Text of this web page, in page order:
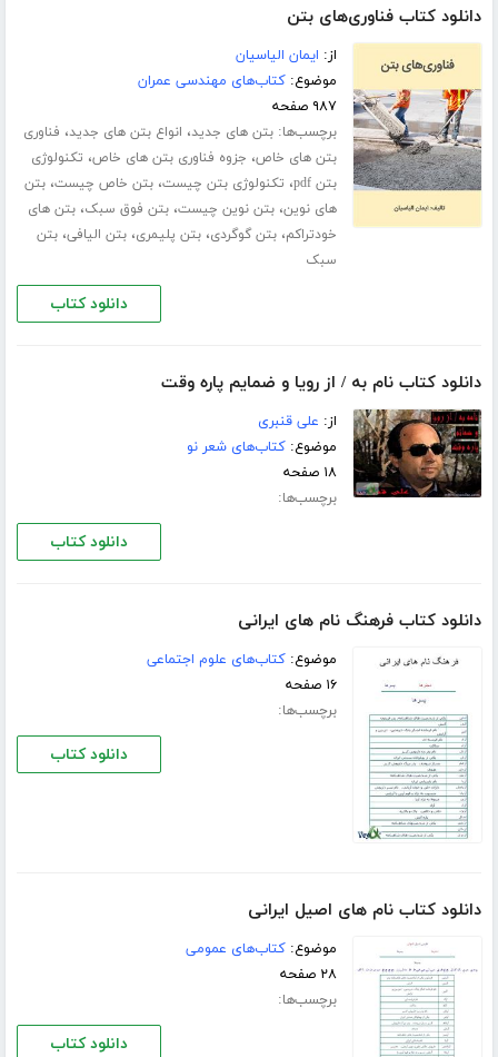
دانلود کتاب فناوری‌های بتن
از: ایمان الیاسیان
موضوع:کتاب‌های مهندسی عمران
۹۸۷ صفحه
برچسب‌ها:بتن های جدید، انواع بتن های جدید، فناوری
بتن های خاص، جزوه فناوری بتن های خاص، تکنولوژی
بتن pdf
، تکنولوژی بتن چیست،بتن خاص چیست،بتن
های نوین،بتن نوین چیست،بتن فوق سبک،بتن های
خودتراکم،بتن گوگردی،بتن پلیمری،بتن الیافی،بتن
سبک
دانلود کتاب
دانلود کتاب نام به / از رویا و ضمایم پاره وقت
از: علی قنبری
موضوع:کتاب‌های شعر نو
۱۸ صفحه
برچسب‌ها:
دانلود کتاب
دانلود کتاب فرهنگ نام های ایرانی
موضوع:کتاب‌های علوم اجتماعی
۱۶ صفحه
برچسب‌ها:
دانلود کتاب
دانلود کتاب نام های اصیل ایرانی
موضوع:کتاب‌های عمومی
۲۸ صفحه
برچسب‌ها:
دانلود کتاب